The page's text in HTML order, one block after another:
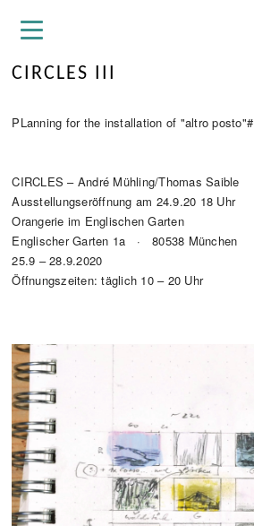
CIRCLES III
PLanning for the installation of "altro posto"#
CIRCLES – André Mühling/Thomas Saible
Ausstellungseröffnung am 24.9.20 18 Uhr
Orangerie im Englischen Garten
Englischer Garten 1a · 80538 München
25.9 – 28.9.2020
Öffnungszeiten: täglich 10 – 20 Uhr